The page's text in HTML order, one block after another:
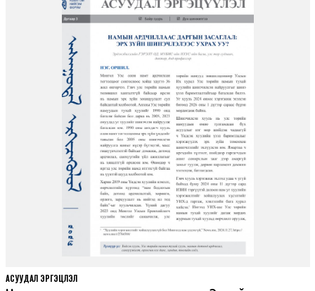
АСУУДАЛ ЭРГЭЦҮҮЛЭЛ